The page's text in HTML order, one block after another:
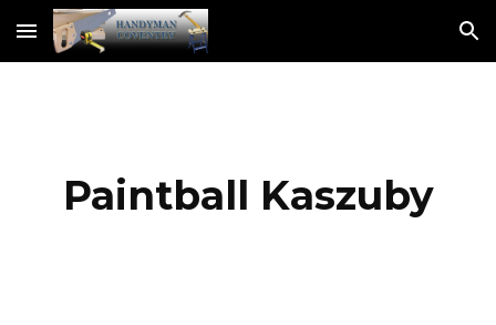
Skip to main content Skip to navigation
Paintball Kaszuby